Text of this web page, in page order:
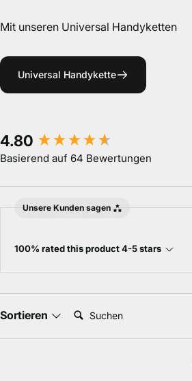
Mit unseren Universal Handyketten
Universal Handykette
4.80
Basierend auf 64 Bewertungen
Unsere Kunden sagen
100% rated this product 4-5 stars
Sortieren Suchen:
New content loaded